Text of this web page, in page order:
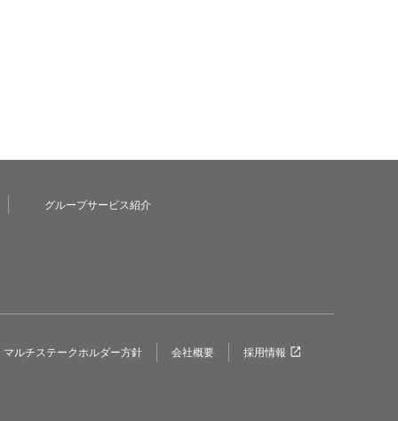
グループサービス紹介
マルチステークホルダー方針 会社概要 採用情報